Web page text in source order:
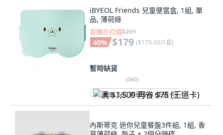
iBYEOL Friends 兒童便當盒, 1組, 單
品, 薄荷綠
首購折扣價$299
40% $179 ($179.00/1套)
暫時缺貨
(560)
满 $1,500 再省 $75 (王道卡)
內斯蒂克 迷你兒童餐盤3件組, 1組, 香